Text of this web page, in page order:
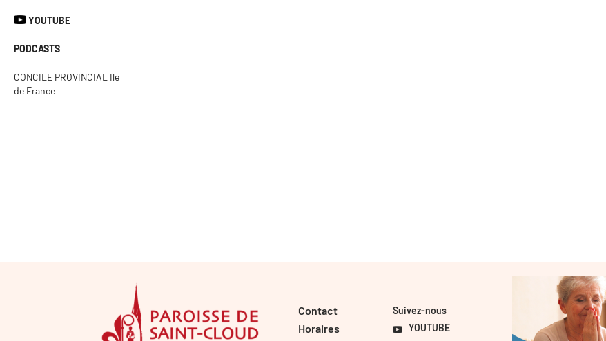
YOUTUBE
PODCASTS
CONCILE PROVINCIAL Ile
de France
Contact
Horaires
Suivez-nous
YOUTUBE